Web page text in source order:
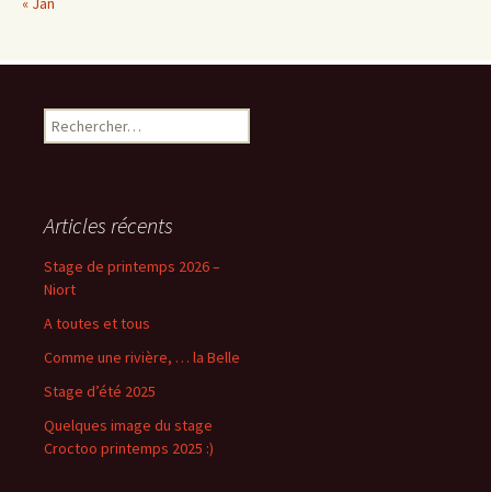
Rechercher :
Articles récents
Stage de printemps 2026 –
Niort
A toutes et tous
Comme une rivière, … la Belle
Stage d’été 2025
Quelques image du stage
Croctoo printemps 2025 :)